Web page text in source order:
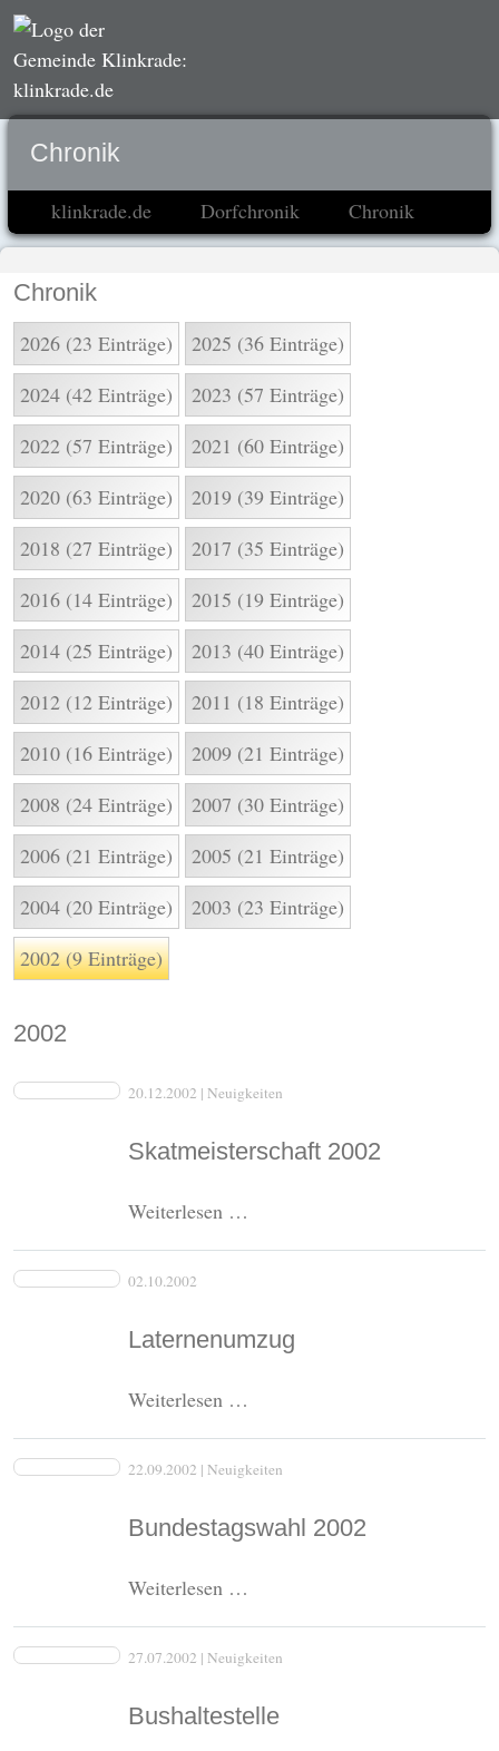
Chronik
klinkrade.de Dorfchronik Chronik
Chronik
2026 (23 Einträge)
2025 (36 Einträge)
2024 (42 Einträge)
2023 (57 Einträge)
2022 (57 Einträge)
2021 (60 Einträge)
2020 (63 Einträge)
2019 (39 Einträge)
2018 (27 Einträge)
2017 (35 Einträge)
2016 (14 Einträge)
2015 (19 Einträge)
2014 (25 Einträge)
2013 (40 Einträge)
2012 (12 Einträge)
2011 (18 Einträge)
2010 (16 Einträge)
2009 (21 Einträge)
2008 (24 Einträge)
2007 (30 Einträge)
2006 (21 Einträge)
2005 (21 Einträge)
2004 (20 Einträge)
2003 (23 Einträge)
2002 (9 Einträge)
2002
20.12.2002 | Neuigkeiten
Skatmeisterschaft 2002
Weiterlesen …
02.10.2002
Laternenumzug
Weiterlesen …
22.09.2002 | Neuigkeiten
Bundestagswahl 2002
Weiterlesen …
27.07.2002 | Neuigkeiten
Bushaltestelle